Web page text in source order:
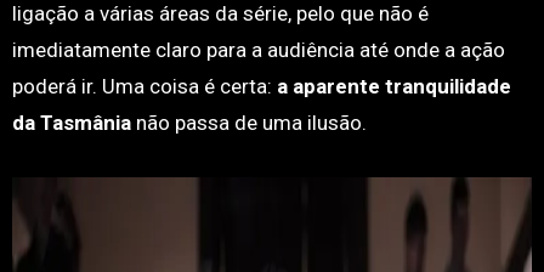
ligação a várias áreas da série, pelo que não é
imediatamente claro para a audiência até onde a ação
poderá ir. Uma coisa é certa: a aparente tranquilidade
da Tasmânianão passa de uma ilusão.